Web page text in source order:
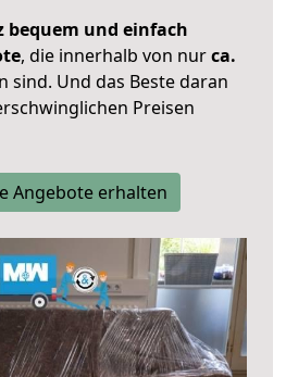
bequem und einfach
, die innerhalb von nurca.
sind. Und das Beste daran
Preisen
Angebote erhalten